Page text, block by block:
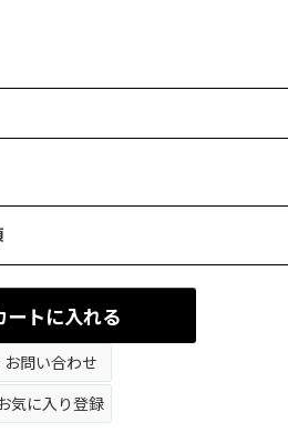
ートに入れる
お問い合わせ
気に入り登録